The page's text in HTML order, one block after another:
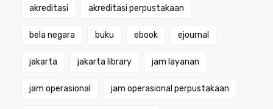
akreditasi akreditasi perpustakaan
bela negara buku ebook ejournal
jakarta jakarta library jam layanan
jam operasional jam operasional perpustakaan